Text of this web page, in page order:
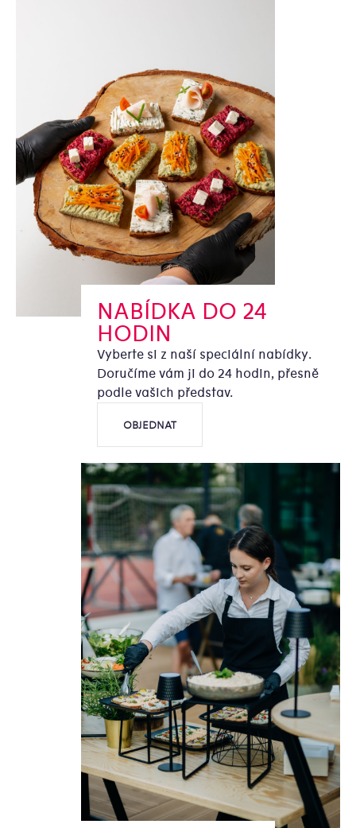
NABÍDKA DO 24
HODIN
Vyberte si z naší speciální nabídky.
Doručíme vám ji do 24 hodin, přesně
podle vašich představ.
OBJEDNAT